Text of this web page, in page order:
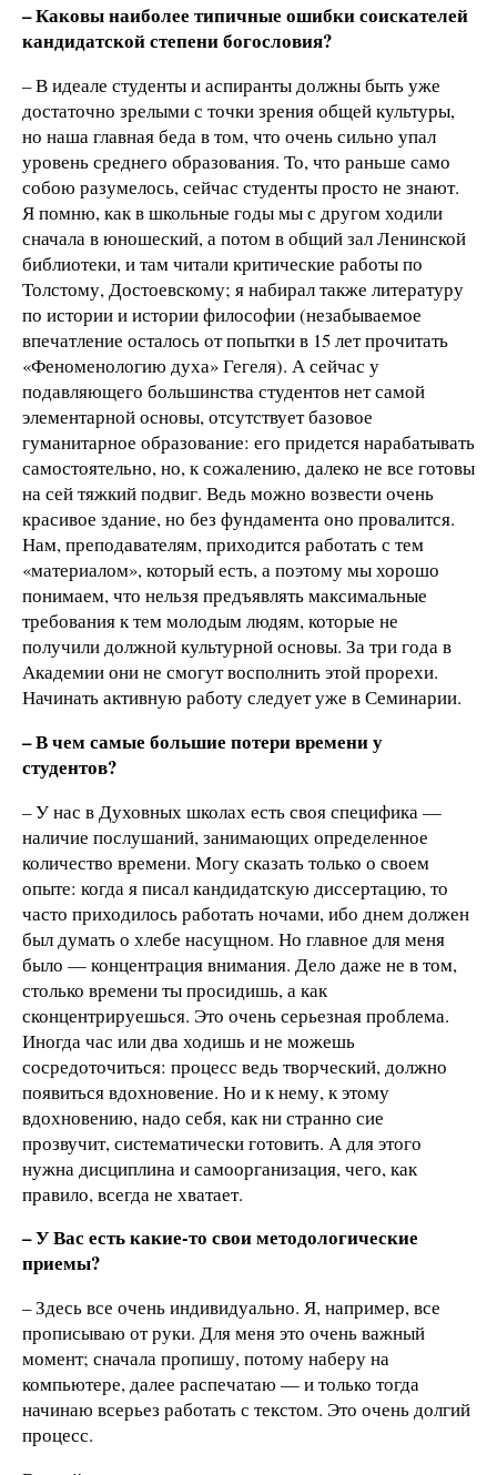
– Каковы наиболее типичные ошибки соискателей
кандидатской степени богословия?
– В идеале студенты и аспиранты должны быть уже
достаточно зрелыми с точки зрения общей культуры,
но наша главная беда в том, что очень сильно упал
уровень среднего образования. То, что раньше само
собою разумелось, сейчас студенты просто не знают.
Я помню, как в школьные годы мы с другом ходили
сначала в юношеский, а потом в общий зал Ленинской
библиотеки, и там читали критические работы по
Толстому, Достоевскому; я набирал также литературу
по истории и истории философии (незабываемое
впечатление осталось от попытки в 15 лет прочитать
«Феноменологию духа» Гегеля). А сейчас у
подавляющего большинства студентов нет самой
элементарной основы, отсутствует базовое
гуманитарное образование: его придется нарабатывать
самостоятельно, но, к сожалению, далеко не все готовы
на сей тяжкий подвиг. Ведь можно возвести очень
красивое здание, но без фундамента оно провалится.
Нам, преподавателям, приходится работать с тем
«материалом», который есть, а поэтому мы хорошо
понимаем, что нельзя предъявлять максимальные
требования к тем молодым людям, которые не
получили должной культурной основы. За три года в
Академии они не смогут восполнить этой прорехи.
Начинать активную работу следует уже в Семинарии.
– В чем самые большие потери времени у
студентов?
– У нас в Духовных школах есть своя специфика —
наличие послушаний, занимающих определенное
количество времени. Могу сказать только о своем
опыте: когда я писал кандидатскую диссертацию, то
часто приходилось работать ночами, ибо днем должен
был думать о хлебе насущном. Но главное для меня
было — концентрация внимания. Дело даже не в том,
столько времени ты просидишь, а как
сконцентрируешься. Это очень серьезная проблема.
Иногда час или два ходишь и не можешь
сосредоточиться: процесс ведь творческий, должно
появиться вдохновение. Но и к нему, к этому
вдохновению, надо себя, как ни странно сие
прозвучит, систематически готовить. А для этого
нужна дисциплина и самоорганизация, чего, как
правило, всегда не хватает.
– У Вас есть какие-то свои методологические
приемы?
– Здесь все очень индивидуально. Я, например, все
прописываю от руки. Для меня это очень важный
момент; сначала пропишу, потому наберу на
компьютере, далее распечатаю — и только тогда
начинаю всерьез работать с текстом. Это очень долгий
процесс.